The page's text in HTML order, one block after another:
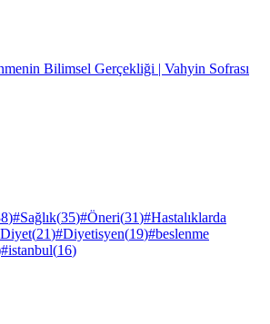
Bilimsel Gerçekliği | Vahyin Sofrası
)#Sağlık(35)#Öneri(31)#Hastalıklarda
(21)#Diyetisyen(19)#beslenme
#istanbul(16)